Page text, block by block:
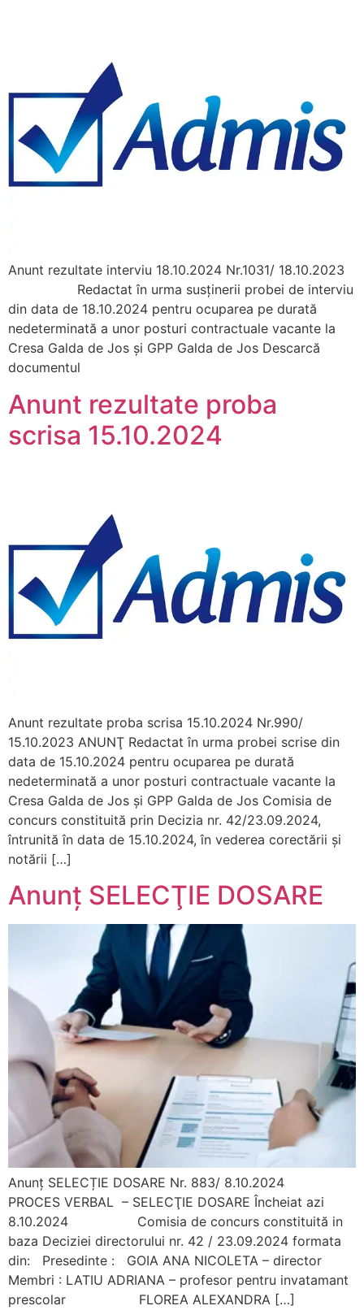
Anunt rezultate interviu 18.10.2024 Nr.1031/ 18.10.2023
Redactat în urma susținerii probei de interviu
din data de 18.10.2024 pentru ocuparea pe durată
nedeterminată a unor posturi contractuale vacante la
Cresa Galda de Jos și GPP Galda de Jos Descarcă
documentul
Anunt rezultate proba
scrisa 15.10.2024
Anunt rezultate proba scrisa 15.10.2024 Nr.990/
15.10.2023 ANUNŢ Redactat în urma probei scrise din
data de 15.10.2024 pentru ocuparea pe durată
nedeterminată a unor posturi contractuale vacante la
Cresa Galda de Jos și GPP Galda de Jos Comisia de
concurs constituită prin Decizia nr. 42/23.09.2024,
întrunită în data de 15.10.2024, în vederea corectării şi
notării […]
Anunț SELECŢIE DOSARE
Anunț SELECȚIE DOSARE Nr. 883/ 8.10.2024
PROCES VERBAL – SELECŢIE DOSARE Încheiat azi
8.10.2024 Comisia de concurs constituită in
baza Deciziei directorului nr. 42 / 23.09.2024 formata
din: Presedinte : GOIA ANA NICOLETA – director
Membri : LATIU ADRIANA – profesor pentru invatamant
prescolar FLOREA ALEXANDRA […]